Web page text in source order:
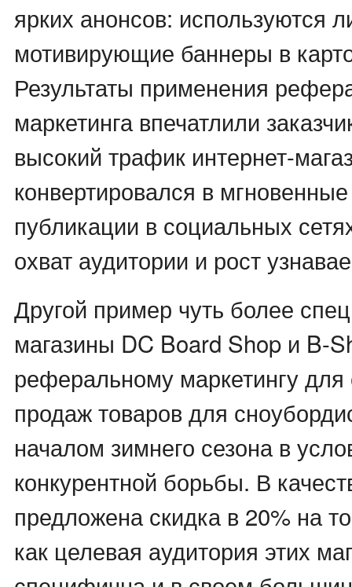
ярких анонсов: используются
мотивирующие баннеры в
Результаты применения
маркетинга впечатлили
высокий трафик интернет-
конвертировался в
публикации в социальных
охват аудитории и рост
Другой пример чуть более
магазины DC Board Shop и B-
реферальному маркетингу
продаж товаров для
началом зимнего сезона в
конкурентной борьбы. В
предложена скидка в 20% на
как целевая аудитория этих